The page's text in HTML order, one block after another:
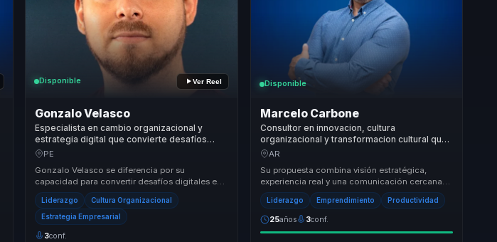
Disponible Ver Reel
Gonzalo Velasco
Especialista en cambio organizacional y
estrategia digital que convierte desafíos
digitales en decisiones claras y crecimiento
PE
Gonzalo Velasco se diferencia por su
capacidad para convertir desafíos digitales en
oportunidades de crecimiento. Su enfoque se
basa en l...
Liderazgo Cultura Organizacional
Estrategia Empresarial
3conf.
Disponible
Marcelo Carbone
Consultor en innovacion, cultura
organizacional y transformacion cultural que
ayuda a lideres a ejecutar mejor y sostener
AR
Su propuesta combina visión estratégica,
experiencia real y una comunicación cercana
que moviliza. Hace comprensibles temas como
calidad,...
Liderazgo Emprendimiento Productividad
25años 3conf.